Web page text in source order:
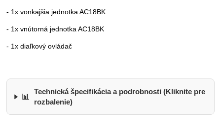
- 1x vonkajšia jednotka AC18BK
- 1x vnútorná jednotka AC18BK
- 1x diaľkový ovládač
📊
Technická špecifikácia a podrobnosti (Kliknite pre
rozbalenie)